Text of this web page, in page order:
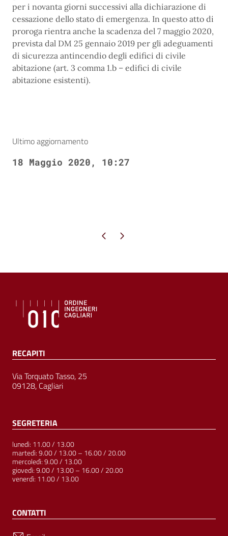
per i novanta giorni successivi alla dichiarazione di
cessazione dello stato di emergenza. In questo atto di
proroga rientra anche la scadenza del 7 maggio 2020,
prevista dal DM 25 gennaio 2019 per gli adeguamenti
di sicurezza antincendio degli edifici di civile
abitazione (art. 3 comma 1.b – edifici di civile
abitazione esistenti).
Ultimo aggiornamento
18 Maggio 2020, 10:27
Pagina precedente
Pagina successiva
RECAPITI
Via Torquato Tasso, 25
09128, Cagliari
SEGRETERIA
lunedì: 11.00 / 13.00
martedì: 9.00 / 13.00 – 16.00 / 20.00
mercoledì: 9.00 / 13.00
giovedì: 9.00 / 13.00 – 16.00 / 20.00
venerdì: 11.00 / 13.00
CONTATTI